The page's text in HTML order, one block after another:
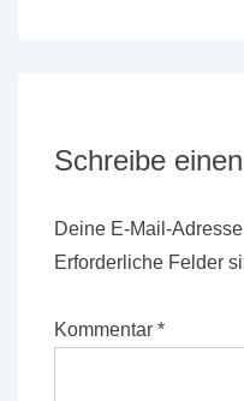
Schreibe
Deine E-Mail-
Erforderliche Felder
Kommentar *